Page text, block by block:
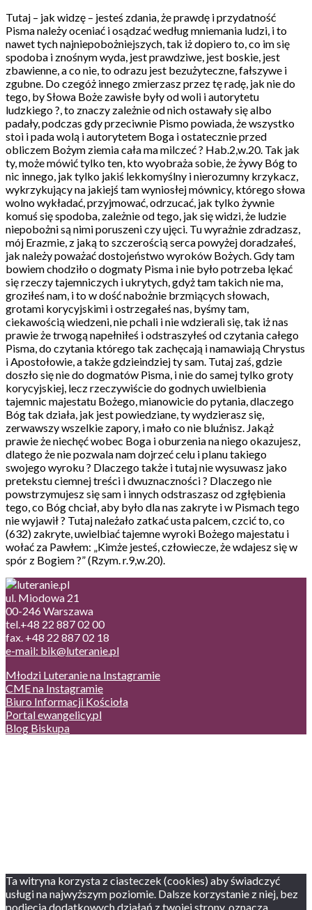
Tutaj – jak widzę – jesteś zdania, że prawdę i przydatność
Pisma należy oceniać i osądzać według mniemania ludzi, i to
nawet tych najniepobożniejszych, tak iż dopiero to, co im się
spodoba i znośnym wyda, jest prawdziwe, jest boskie, jest
zbawienne, a co nie, to odrazu jest bezużyteczne, fałszywe i
zgubne. Do czegóż innego zmierzasz przez tę radę, jak nie do
tego, by Słowa Boże zawisłe były od woli i autorytetu
ludzkiego ?, to znaczy zależnie od nich ostawały się albo
padały, podczas gdy przeciwnie Pismo powiada, że wszystko
stoi i pada wolą i autorytetem Boga i ostatecznie przed
obliczem Bożym ziemia cała ma milczeć ? Hab.2,w.20. Tak jak
ty, może mówić tylko ten, kto wyobraża sobie, że żywy Bóg to
nic innego, jak tylko jakiś lekkomyślny i nierozumny krzykacz,
wykrzykujący na jakiejś tam wyniosłej mównicy, którego słowa
wolno wykładać, przyjmować, odrzucać, jak tylko żywnie
komuś się spodoba, zależnie od tego, jak się widzi, że ludzie
niepobożni są nimi poruszeni czy ujęci. Tu wyrażnie zdradzasz,
mój Erazmie, z jaką to szczerością serca powyżej doradzałeś,
jak należy poważać dostojeństwo wyroków Bożych. Gdy tam
bowiem chodziło o dogmaty Pisma i nie było potrzeba lękać
się rzeczy tajemniczych i ukrytych, gdyż tam takich nie ma,
groziłeś nam, i to w dość nabożnie brzmiących słowach,
grotami korycyjskimi i ostrzegałeś nas, byśmy tam,
ciekawością wiedzeni, nie pchali i nie wdzierali się, tak iż nas
prawie że trwogą napełniłeś i odstraszyłeś od czytania całego
Pisma, do czytania którego tak zachęcają i namawiają Chrystus
i Apostołowie, a także gdzieindziej ty sam. Tutaj zaś, gdzie
doszło się nie do dogmatów Pisma, i nie do samej tylko groty
korycyjskiej, lecz rzeczywiście do godnych uwielbienia
tajemnic majestatu Bożego, mianowicie do pytania, dlaczego
Bóg tak działa, jak jest powiedziane, ty wydzierasz się,
zerwawszy wszelkie zapory, i mało co nie bluźnisz. Jakąż
prawie że niechęć wobec Boga i oburzenia na niego okazujesz,
dlatego że nie pozwala nam dojrzeć celu i planu takiego
swojego wyroku ? Dlaczego także i tutaj nie wysuwasz jako
pretekstu ciemnej treści i dwuznaczności ? Dlaczego nie
powstrzymujesz się sam i innych odstraszasz od zgłębienia
tego, co Bóg chciał, aby było dla nas zakryte i w Pismach tego
nie wyjawił ? Tutaj należało zatkać usta palcem, czcić to, co
(632) zakryte, uwielbiać tajemne wyroki Bożego majestatu i
wołać za Pawłem: „Kimże jesteś, człowiecze, że wdajesz się w
spór z Bogiem ?” (Rzym. r.9,w.20).
ul. Miodowa 21
00-246 Warszawa
tel.+48 22 887 02 00
fax. +48 22 887 02 18
e-mail: bik@luteranie.pl
Młodzi Luteranie na Instagramie
CME na Instagramie
Biuro Informacji Kościoła
Portal ewangelicy.pl
Blog Biskupa
Ta witryna korzysta z ciasteczek (cookies) aby świadczyć
usługi na najwyższym poziomie. Dalsze korzystanie z niej, bez
podjęcia dodatkowych działań z twojej strony, oznacza